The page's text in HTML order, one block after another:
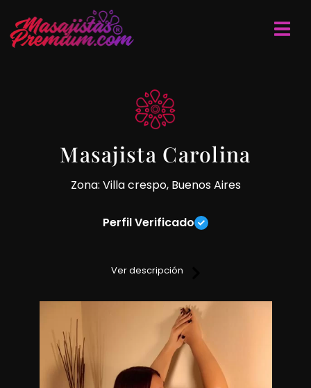
Masajista Carolina
Zona: Villa crespo, Buenos Aires
Perfil Verificado
Te puedo brindar un masaje descontracturante, relajante,
Te sentirás muy a gusto y podrás pasar un lindo momento!
Ver descripción